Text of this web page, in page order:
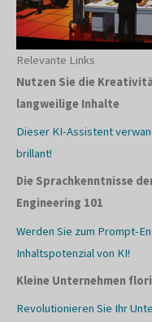
Relevante Links
Nutzen Sie die
langweilige Inhalte
Dieser KI-Assistent
brillant!
Die Sprachkenntnisse
Engineering 101
Werden Sie zum Prompt-
Inhaltspotenzial von KI!
Kleine Unternehmen
Revolutionieren Sie Ihr